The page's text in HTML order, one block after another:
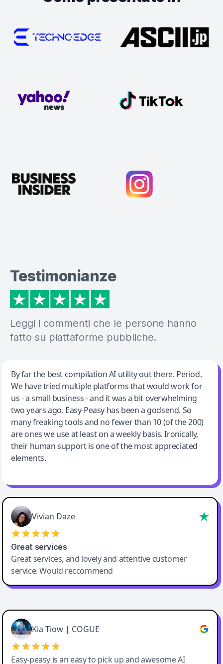
Testimonianze
Leggi i commenti che le persone hanno
fatto su piattaforme pubbliche.
Jeff Wilson
By far the best compilation AI utility
By far the best compilation AI utility out there. Period.
We have tried multiple platforms that would work for
us - a small business - and it was a bit overwhelming
two years ago. Easy-Peasy has been a godsend. So
many freaking tools and no fewer than 10 (of the 200)
are ones we use at least on a weekly basis. Ironically,
their human support is one of the most appreciated
elements.
Vivian Daze
Great services
Great services, and lovely and attentive customer
service. Would reccommend
Cody Crabb
Great service, Best AI tool
Kia Tiow | COGUE
Easy-peasy is an easy to pick up and awesome AI